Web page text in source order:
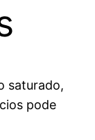
saturado,
pode